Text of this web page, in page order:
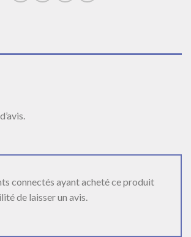
connectés ayant acheté ce produit
de laisser un avis.